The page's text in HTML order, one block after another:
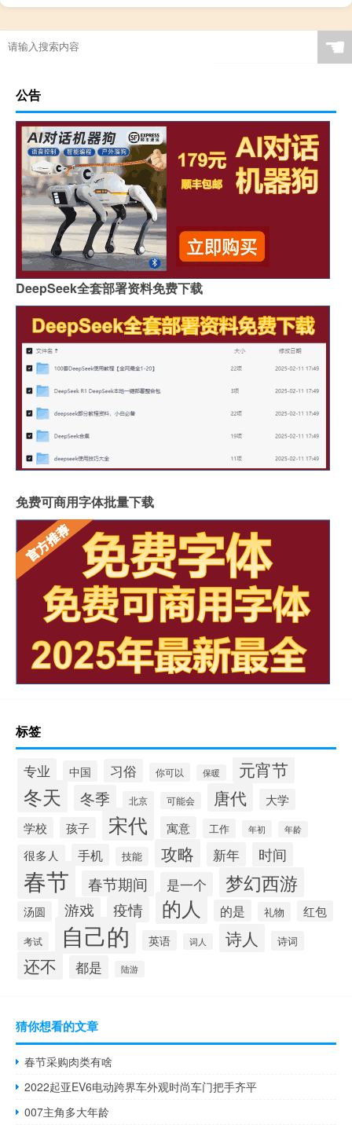
☚
公告
DeepSeek全套部署资料免费下载
免费可商用字体批量下载
标签
专业 中国 习俗 你可以 保暖 元宵节
冬天 冬季 北京 可能会 唐代
大学
学校
孩子 宋代 寓意 工作 年初 年龄
很多人 手机 技能 攻略 新年 时间
春节 春节期间 是一个 梦幻西游
汤圆 游戏 疫情 的人 的是 礼物 红包
考试 自己的 英语 词人 诗人 诗词
还不 都是 陆游
猜你想看的文章
春节采购肉类有啥
2022起亚EV6电动跨界车外观时尚车门把手齐平
007主角多大年龄